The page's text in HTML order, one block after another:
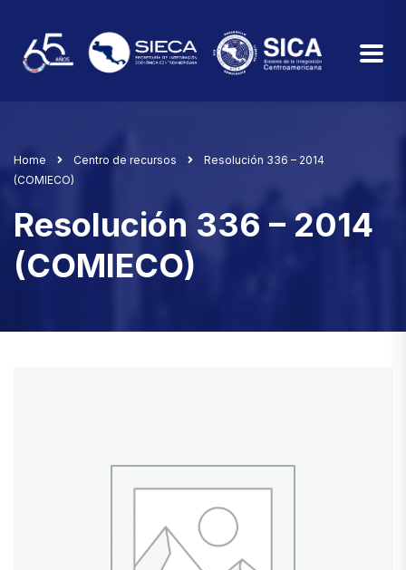
Home Centro de recursos
Resolución 336 – 2014
(COMIECO)
Resolución 336 – 2014
(COMIECO)